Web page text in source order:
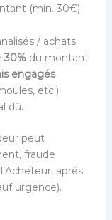
(min. 30€)
/ achats
30%du montant
engagés
etc.).
dû.
peut
fraude
après
urgence).